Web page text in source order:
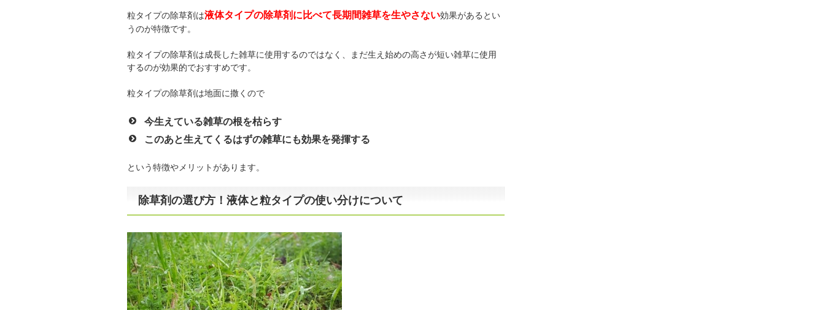
粒タイプの除草剤は液体タイプの除草剤に比べて長期間雑草を生やさない効果があるとい
うのが特徴です。
粒タイプの除草剤は成長した雑草に使用するのではなく、まだ生え始めの高さが短い雑草に使用
するのが効果的でおすすめです。
粒タイプの除草剤は地面に撒くので
今生えている雑草の根を枯らす
このあと生えてくるはずの雑草にも効果を発揮する
という特徴やメリットがあります。
除草剤の選び方！液体と粒タイプの使い分けについて